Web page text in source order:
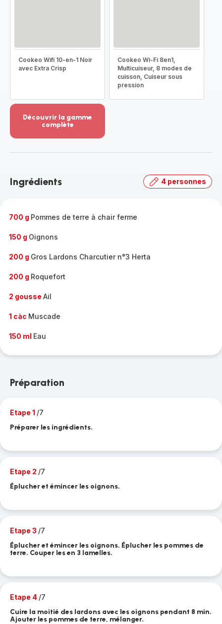
Cookeo Wifi 10-en-1 Noir
avec Extra Crisp
Cookeo Wi-Fi 8en1,
Multicuiseur, 8 modes de
cuisson, Cuiseur sous
pression
Découvrir la gamme
complète
-
gamme
Ingrédients 4 personnes
700 g Pommes de terre à chair ferme
150 g Oignons
200 g Gros Lardons Charcutier n°3 Herta
200 g Roquefort
2 gousse Ail
1 càc Muscade
150 ml Eau
Préparation
Etape 1 /7
Préparer les ingrédients.
Etape 2 /7
Éplucher et émincer les oignons.
Etape 3 /7
Éplucher et émincer les oignons. Éplucher les pommes de
terre. Couper les en 3 lamelles.
Etape 4 /7
Cuire la moitié des lardons avec les oignons pendant 8 min.
Ajouter les pommes de terre, mélanger.